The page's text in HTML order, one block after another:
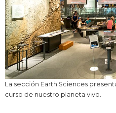
La sección Earth Sciences
curso de nuestro planeta vivo.